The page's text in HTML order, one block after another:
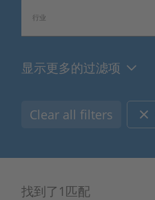
行业
显示更多的过滤项
Clear all filters
找到了1匹配